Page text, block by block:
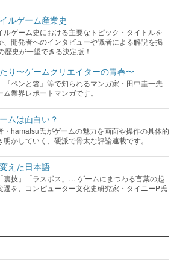
ルゲーム産業史
ルゲーム史における主要なトピック・タイトルを
、開発者へのインタビューや識者による解説を掲
歴史が一望できる決定版！
り〜ゲームクリエイターの青春〜
『ペンと箸』等で知られるマンガ家・田中圭一先
業界レポートマンガです。
ムは面白い？
・hamatsu氏がゲームの魅力を画面や操作の具体的
明かしていく、硬派で骨太な評論連載です。
えた日本語
裏技」「ラスボス」… ゲームにまつわる言葉の起
遷を、コンピューター文化史研究家・タイニーP氏